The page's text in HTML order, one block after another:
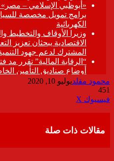
محمود مقلديوليو 10, 2020
451
فيسبوك ‫X
مقالات ذات صلة